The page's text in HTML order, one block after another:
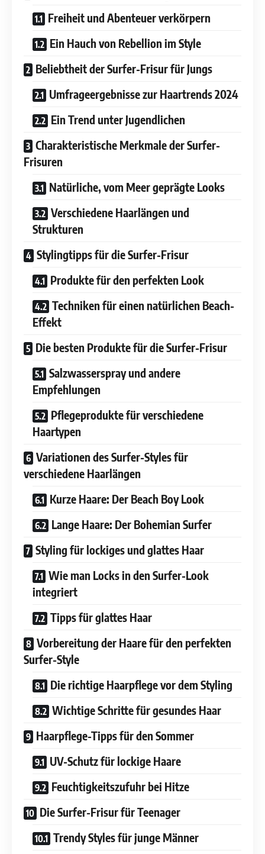
Freiheit und Abenteuer verkörpern
Ein Hauch von Rebellion im Style
Beliebtheit der Surfer-Frisur für Jungs
Umfrageergebnisse zur Haartrends 2024
Ein Trend unter Jugendlichen
Charakteristische Merkmale der Surfer-
Frisuren
Natürliche, vom Meer geprägte Looks
Verschiedene Haarlängen und
Strukturen
Stylingtipps für die Surfer-Frisur
Produkte für den perfekten Look
Techniken für einen natürlichen Beach-
Effekt
Die besten Produkte für die Surfer-Frisur
Salzwasserspray und andere
Empfehlungen
Pflegeprodukte für verschiedene
Haartypen
Variationen des Surfer-Styles für
verschiedene Haarlängen
Kurze Haare: Der Beach Boy Look
Lange Haare: Der Bohemian Surfer
Styling für lockiges und glattes Haar
Wie man Locks in den Surfer-Look
integriert
Tipps für glattes Haar
Vorbereitung der Haare für den perfekten
Surfer-Style
Die richtige Haarpflege vor dem Styling
Wichtige Schritte für gesundes Haar
Haarpflege-Tipps für den Sommer
UV-Schutz für lockige Haare
Feuchtigkeitszufuhr bei Hitze
Die Surfer-Frisur für Teenager
Trendy Styles für junge Männer